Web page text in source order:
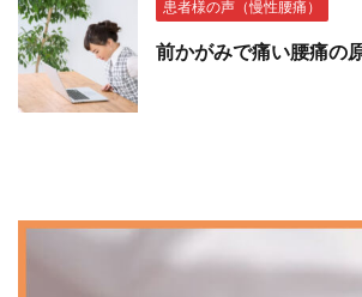
患者様の声（慢性腰痛）
前かがみで痛い腰痛の